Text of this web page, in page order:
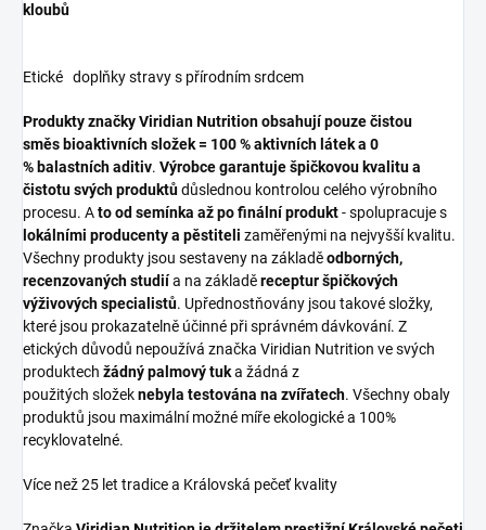
kloubů
Etické doplňky stravy s přírodním srdcem
Produkty značky Viridian Nutrition obsahují pouze čistou
směs bioaktivních složek = 100 % aktivních látek a 0
% balastních aditiv. Výrobce garantuje špičkovou kvalitu a
čistotu svých produktůdůslednou kontrolou celého výrobního
procesu. Ato od semínka až po finální produkt- spolupracuje s
lokálními producenty a pěstiteli zaměřenými na nejvyšší kvalitu.
Všechny produkty jsou sestaveny na základěodborných,
recenzovaných studiía na základěreceptur špičkových
výživových specialistů. Upřednostňovány jsou takové složky,
které jsou prokazatelně účinné při správném dávkování. Z
etických důvodů nepoužívá značka Viridian Nutrition ve svých
produktech žádný palmový tuka žádná z
použitých složeknebyla testována na zvířatech. Všechny obaly
produktů jsou maximální možné míře ekologické a 100%
recyklovatelné.
Více než 25 let tradice a Královská pečeť kvality